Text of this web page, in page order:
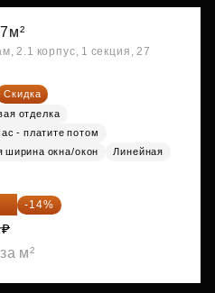
2.1 корпус, 1 секция, 27
Скидка
отделка
- платите потом
ширина окна/окон
Линейная
₽ -14%
м²